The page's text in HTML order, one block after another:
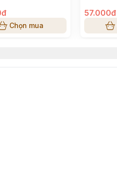
Chọn mua
57.000đ